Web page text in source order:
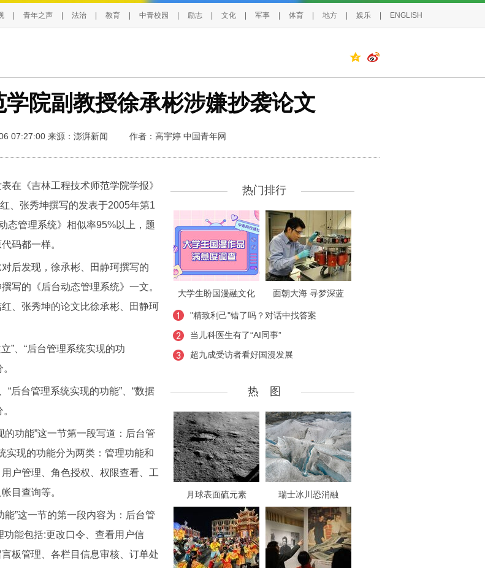
青年之声 法治 教育 中青校园 励志 文化 军事 体育 地方 娱乐 ENGLISH
院副教授徐承彬涉嫌抄袭论文
07:27:00 来源：澎湃新闻 作者：高宇婷 中国青年网
《吉林工程技术师范学院学报》
、张秀坤撰写的发表于2005年第1
态管理系统》相似率95%以上，题
码都一样。
后发现，徐承彬、田静珂撰写的
写的《后台动态管理系统》一文。
、张秀坤的论文比徐承彬、田静珂
”、“后台管理系统实现的功
后台管理系统实现的功能”、“数据
功能”这一节第一段写道：后台管
实现的功能分为两类：管理功能和
户管理、角色授权、权限查看、工
目查询等。
”这一节的第一段内容为：后台管
能包括:更改口令、查看用户信
板管理、各栏目信息审核、订单处
热门排行
大学生盼国漫融文化 面朝大海 寻梦深蓝
"精致利己"错了吗？对话中找答案
当儿科医生有了“AI同事”
超九成受访者看好国漫发展
热 图
月球表面硫元素 瑞士冰川恐消融